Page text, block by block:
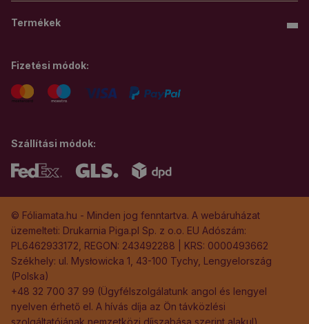
Termékek
Szállítási módok:
Fizetési módok:
© Fóliamata.hu - Minden jog fenntartva. A webáruházat
üzemelteti: Drukarnia Piga.pl Sp. z o.o. EU Adószám:
PL6462933172, REGON: 243492288 | KRS: 0000493662
Székhely: ul. Mysłowicka 1, 43-100 Tychy, Lengyelország
(Polska)
+48 32 700 37 99 (Ügyfélszolgálatunk angol és lengyel
nyelven érhető el. A hívás díja az Ön távközlési